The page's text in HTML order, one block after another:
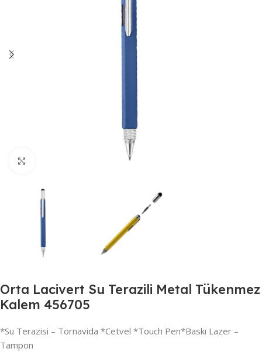
Orta Lacivert Su Terazili Metal Tükenmez
Kalem 456705
*Su Terazisi – Tornavida *Cetvel *Touch Pen*Baskı Lazer –
Tampon